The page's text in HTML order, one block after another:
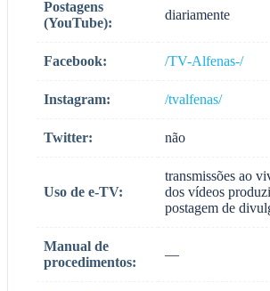
Postagens
(YouTube):
diariamente
Facebook: /TV-Alfenas-/
Instagram: /tvalfenas/
Twitter: não
Uso de e-TV:
transmissões ao
dos vídeos
postagem de
Manual de
procedimentos:
—